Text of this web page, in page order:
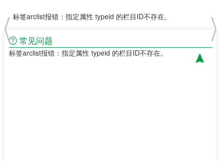
标签arclist报错：指定属性 typeid 的栏目ID不存在。 标
常见问题
标签arclist报错：指定属性 typeid 的栏目ID不存在。